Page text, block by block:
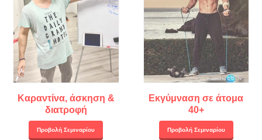
Καραντίνα, άσκηση &
διατροφή
Προβολή Σεμιναρίου
Εκγύμναση σε άτομα
40+
Προβολή Σεμιναρίου